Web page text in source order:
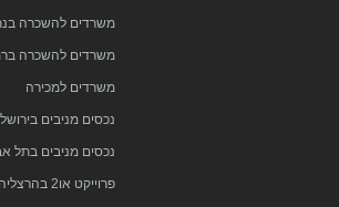
משרדים להשכרה
משרדים להשכרה
משרדים למכירה
נכסים מניבים
נכסים מניבים בתל
פרוייקט או2 בהרצליה פיתוח